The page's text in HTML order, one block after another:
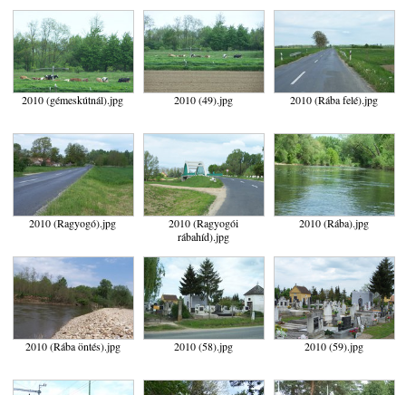
2010 (gémeskútnál).jpg 2010 (49).jpg 2010 (Rába felé).jpg
2010 (Ragyogó).jpg
2010 (Ragyogói
rábahíd).jpg
2010 (Rába).jpg
2010 (Rába öntés).jpg 2010 (58).jpg 2010 (59).jpg